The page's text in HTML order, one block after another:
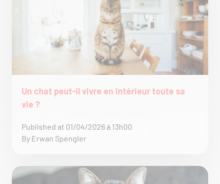
Un chat peut-il vivre en intérieur toute sa
vie ?
Published at 01/04/2026 à 13h00
By Erwan Spengler